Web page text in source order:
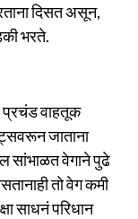
दिसत असून,
भरते.
प्रचंड वाहतूक
जाताना
सांभाळत वेगाने पुढे
तो वेग कमी
साधनं परिधान